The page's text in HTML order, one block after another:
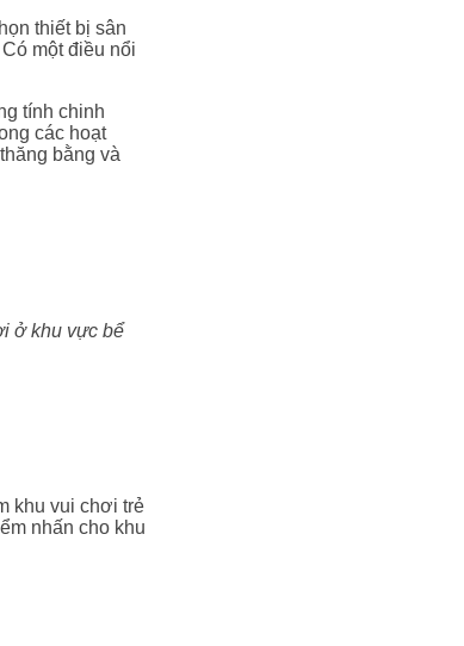
thiết bị sân
một điều nổi
tính chinh
các hoạt
bằng và
ở khu vực bể
khu vui chơi trẻ
nhấn cho khu